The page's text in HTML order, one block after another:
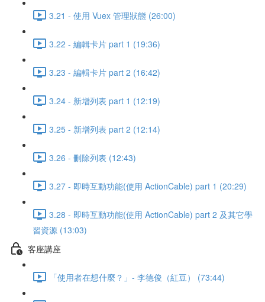
3.21 - 使用 Vuex 管理狀態 (26:00)
3.22 - 編輯卡片 part 1 (19:36)
3.23 - 編輯卡片 part 2 (16:42)
3.24 - 新增列表 part 1 (12:19)
3.25 - 新增列表 part 2 (12:14)
3.26 - 刪除列表 (12:43)
3.27 - 即時互動功能(使用 ActionCable) part 1 (20:29)
3.28 - 即時互動功能(使用 ActionCable) part 2 及其它學
習資源 (13:03)
客座講座
「使用者在想什麼？」- 李德俊（紅豆） (73:44)